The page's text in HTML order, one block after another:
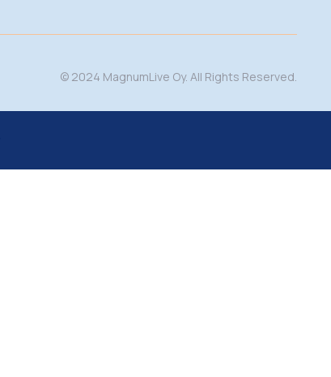
© 2024 MagnumLive Oy. All Rights Reserved.